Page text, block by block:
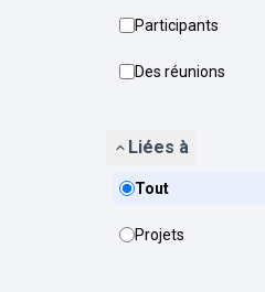
Participants
Des réunions
Liées à
Tout
Projets